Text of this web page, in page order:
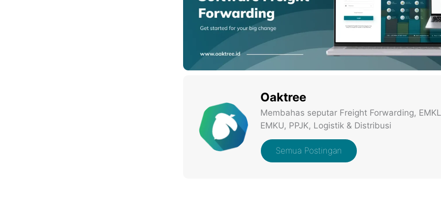
Oaktree
Membahas seputar Freight Forwarding,
EMKU, PPJK, Logistik & Distribusi
Semua Postingan